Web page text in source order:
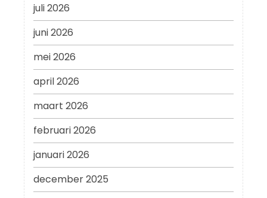
juli 2026
juni 2026
mei 2026
april 2026
maart 2026
februari 2026
januari 2026
december 2025